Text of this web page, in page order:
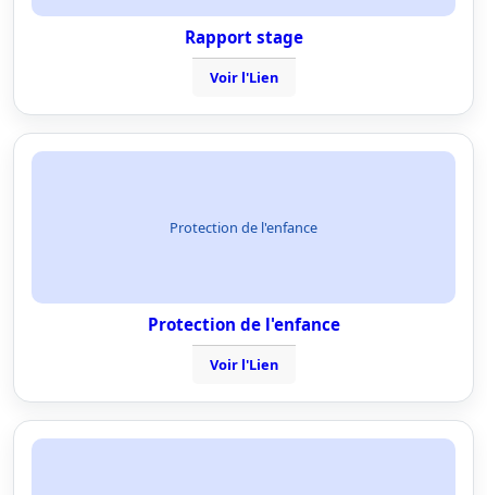
Rapport stage
Voir l'Lien
Protection de l'enfance
Protection de l'enfance
Voir l'Lien